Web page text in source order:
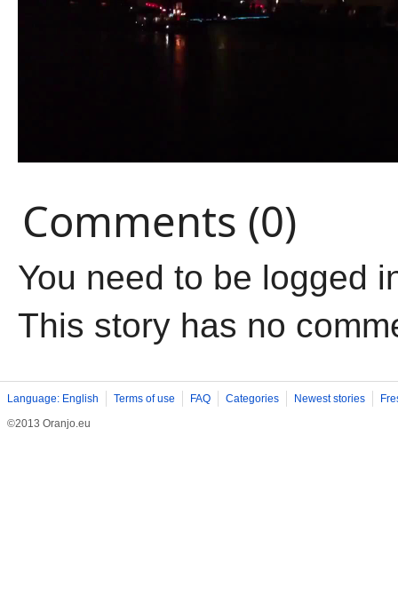
Comments (0)
You need to be logged
This story has no
Language: English Terms of use FAQ Categories Newest stories
©2013 Oranjo.eu